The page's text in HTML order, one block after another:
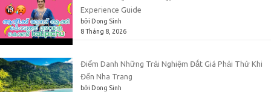
Experience Guide
bởi Dong Sinh
8 Tháng 8, 2026
Điểm Danh Những Trải Nghiệm Đắt Giá Phải Thử Khi
Đến Nha Trang
bởi Dong Sinh